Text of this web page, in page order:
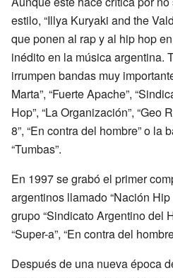
estilo, “Illya Kuryaki and the
que ponen al rap y al hip hop
inédito en la música argentina.
irrumpen bandas muy
Marta”, “Fuerte Apache”,
Hop”, “La Organización”, “Geo
8”, “En contra del hombre” o la
“Tumbas”.
En 1997 se grabó el primer
argentinos llamado “Nación
grupo “Sindicato Argentino del
“Super-a”, “En contra del
Después de una nueva época